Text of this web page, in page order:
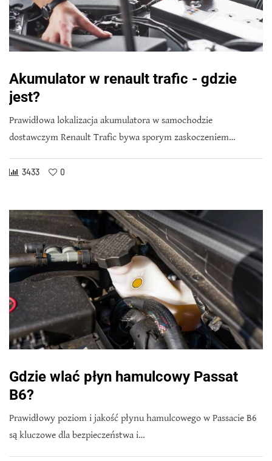
Akumulator w renault trafic - gdzie
jest?
Prawidłowa lokalizacja akumulatora w samochodzie
dostawczym Renault Trafic bywa sporym zaskoczeniem…
3433 0
Gdzie wlać płyn hamulcowy Passat
B6?
Prawidłowy poziom i jakość płynu hamulcowego w Passacie B6
są kluczowe dla bezpieczeństwa i…